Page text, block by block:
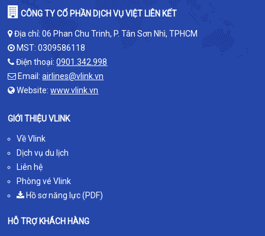
CÔNG TY CỔ PHẦN DỊCH VỤ VIỆT LIÊN KẾT
Địa chỉ: 06 Phan Chu Trinh, P. Tân Sơn Nhì, TPHCM
MST: 0309586118
Điện thoại:0901.342.998
Email:airlines@vlink.vn
Website:www.vlink.vn
GIỚI THIỆU VLINK
Về Vlink
Dịch vụ du lịch
Liên hệ
Phòng vé Vlink
Hồ sơ năng lực (PDF)
HỖ TRỢ KHÁCH HÀNG